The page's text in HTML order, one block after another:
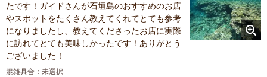
子どもの年齢： 7～12歳、
人数：3人～5人
投稿日 ： 2026年8月3日
たです！ガイドさんが石垣島のおすすめのお店
やスポットをたくさん教えてくれてとても参考
になりましたし、教えてくださったお店に実際
に訪れてとても美味しかったです！ありがとう
ございました！
混雑具合 ： 未選択